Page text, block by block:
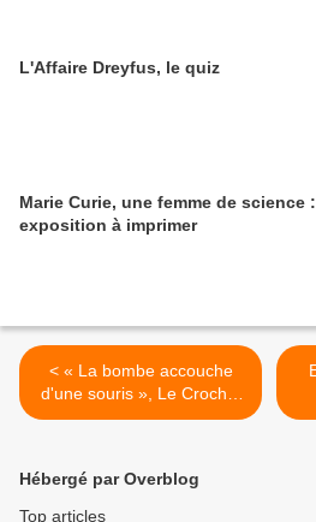
L'Affaire Dreyfus, le quiz
Marie Curie, une femme de science :
exposition à imprimer
< « La bombe accouche
d'une souris », Le Crochet
satirique du vendredi,
Hébergé par Overblog
Top articles